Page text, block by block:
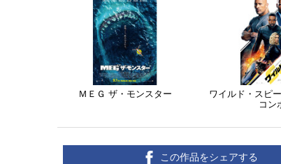
ＭＥＧ ザ・モンスター
ワイルド・スピ
コン
この作品をシェアする